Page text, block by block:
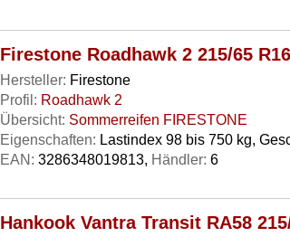
Firestone Roadhawk 2 215/65
Hersteller: Firestone
Profil: Roadhawk 2
Übersicht: Sommerreifen FIRESTONE
Eigenschaften: Lastindex 98 bis 750 kg,
EAN: 3286348019813, Händler: 6
Hankook Vantra Transit RA58